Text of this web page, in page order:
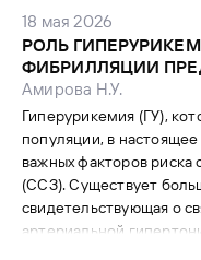
18 мая 2026
РОЛЬ
ФИБРИЛЛЯЦИИ
Амирова Н.У.
Гиперурикемия (ГУ),
популяции, в
важных факторов риска
(ССЗ). Существует
свидетельствующая о
артериальной